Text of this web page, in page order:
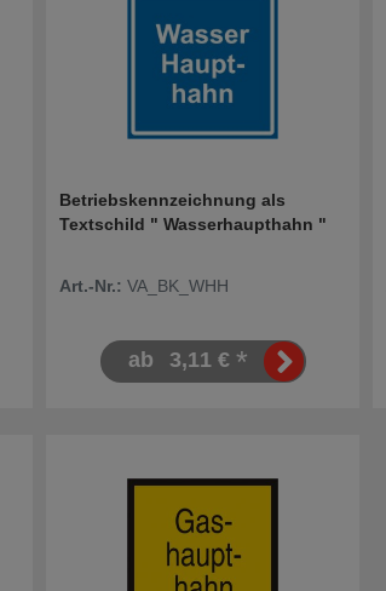
Betriebskennzeichnung als
Textschild " Wasserhaupthahn "
Art.-Nr.: VA_BK_WHH
ab 3,11 € *